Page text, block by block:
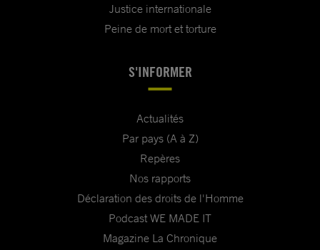
Justice internationale
Peine de mort et torture
S'INFORMER
Actualités
Par pays (A à Z)
Repères
Nos rapports
Déclaration des droits de l'Homme
Podcast WE MADE IT
Magazine La Chronique